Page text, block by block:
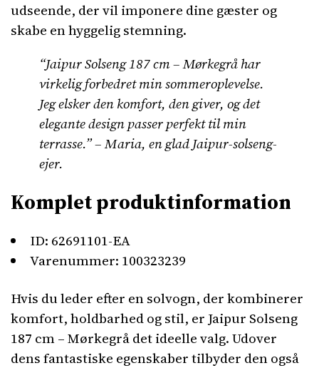
udseende, der vil imponere dine gæster og
skabe en hyggelig stemning.
“Jaipur Solseng 187 cm – Mørkegrå har
virkelig forbedret min sommeroplevelse.
Jeg elsker den komfort, den giver, og det
elegante design passer perfekt til min
terrasse.” – Maria, en glad Jaipur-solseng-
ejer.
Komplet produktinformation
ID: 62691101-EA
Varenummer: 100323239
Hvis du leder efter en solvogn, der kombinerer
komfort, holdbarhed og stil, er Jaipur Solseng
187 cm – Mørkegrå det ideelle valg. Udover
dens fantastiske egenskaber tilbyder den også